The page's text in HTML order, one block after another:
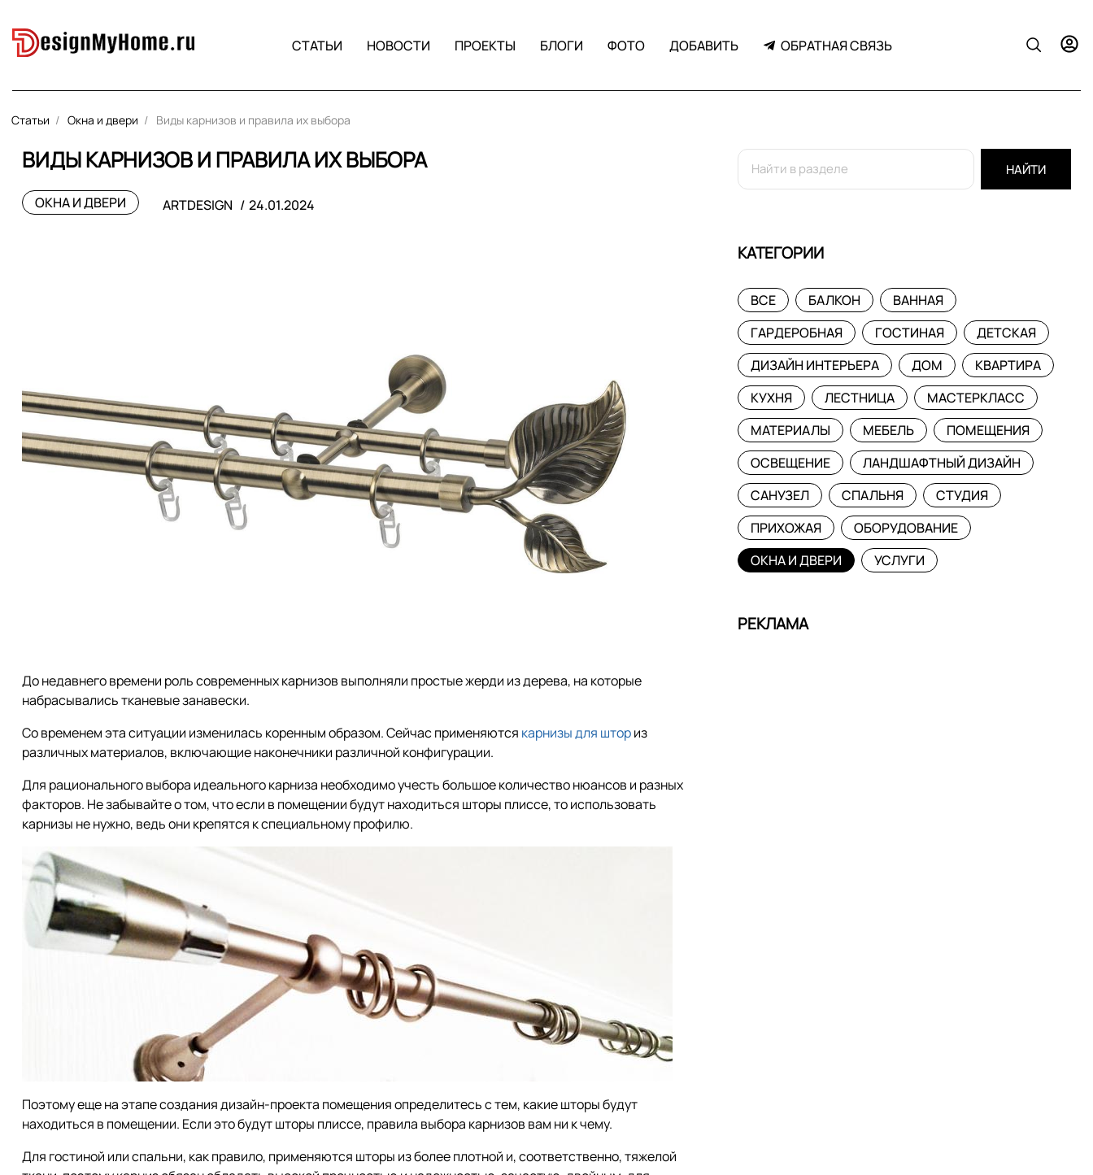
СТАТЬИ НОВОСТИ ПРОЕКТЫ БЛОГИ ФОТО ДОБАВИТЬ ОБРАТНАЯ СВЯЗЬ
Статьи Окна и двери Виды карнизов и правила их выбора
ВИДЫ КАРНИЗОВ И ПРАВИЛА ИХ ВЫБОРА
ОКНА И ДВЕРИ ARTDESIGN 24.01.2024
До недавнего времени роль современных карнизов выполняли простые жерди из дерева, на которые
набрасывались тканевые занавески.
Со временем эта ситуации изменилась коренным образом. Сейчас применяются карнизы для шториз
различных материалов, включающие наконечники различной конфигурации.
Для рационального выбора идеального карниза необходимо учесть большое количество нюансов и разных
факторов. Не забывайте о том, что если в помещении будут находиться шторы плиссе, то использовать
карнизы не нужно, ведь они крепятся к специальному профилю.
Поэтому еще на этапе создания дизайн-проекта помещения определитесь с тем, какие шторы будут
находиться в помещении. Если это будут шторы плиссе, правила выбора карнизов вам ни к чему.
Для гостиной или спальни, как правило, применяются шторы из более плотной и, соответственно, тяжелой
НАЙТИ
КАТЕГОРИИ
ВСЕ БАЛКОН
ВАННАЯ
ГАРДЕРОБНАЯ
ГОСТИНАЯ
ДЕТСКАЯ
ДИЗАЙН ИНТЕРЬЕРА
ДОМ
КВАРТИРА
КУХНЯ
ЛЕСТНИЦА
МАСТЕРКЛАСС
МАТЕРИАЛЫ
МЕБЕЛЬ
ПОМЕЩЕНИЯ
ОСВЕЩЕНИЕ
ЛАНДШАФТНЫЙ ДИЗАЙН
САНУЗЕЛ
СПАЛЬНЯ
СТУДИЯ
ПРИХОЖАЯ
ОБОРУДОВАНИЕ
ОКНА И ДВЕРИ
УСЛУГИ
РЕКЛАМА